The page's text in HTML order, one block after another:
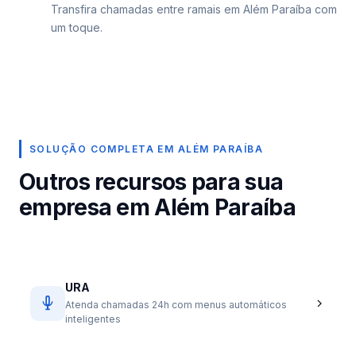
Transfira chamadas entre ramais em Além Paraíba com
um toque.
SOLUÇÃO COMPLETA EM ALÉM PARAÍBA
Outros recursos para sua
empresa em Além Paraíba
URA
Atenda chamadas 24h com menus automáticos
inteligentes